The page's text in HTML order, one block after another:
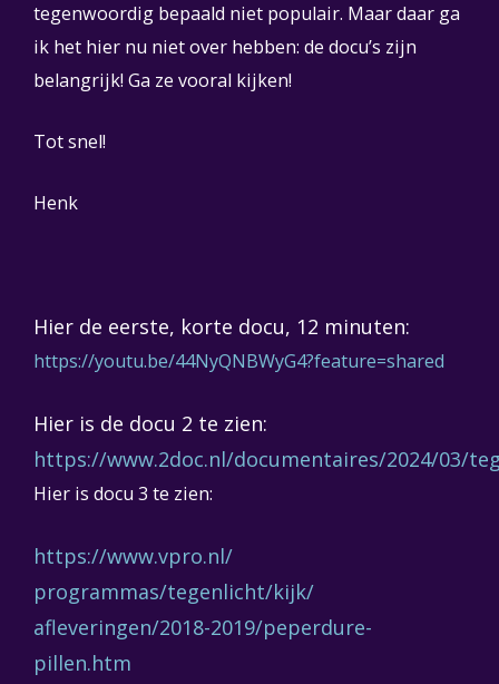
tegenwoordig bepaald niet populair. Maar daar ga
ik het hier nu niet over hebben: de docu’s zijn
belangrijk! Ga ze vooral kijken!
Tot snel!
Henk
Hier de eerste, korte docu, 12 minuten:
https://youtu.be/44NyQNBWyG4?feature=shared
Hier is de docu 2 te zien:
https://www.2doc.nl/documentaires/2024/03/
Hier is docu 3 te zien:
https://www.vpro.nl/
programmas/tegenlicht/kijk/
afleveringen/2018-2019/peperdure-
pillen.htm